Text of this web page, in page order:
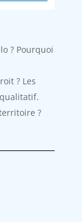
? Pourquoi
? Les
?